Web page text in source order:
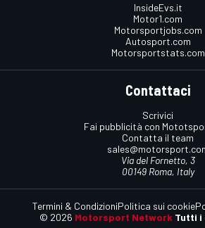
InsideEvs.it
Motor1.com
Motorsportjobs.com
Autosport.com
Motorsportstats.com
Contattaci
Scrivici
Fai pubblicità con
Contatta il team
Via del Fornetto, 3
00149 Roma, Italy
© 2026 Motorsport Network Tutti
Termini & CondizioniPolitica sui cookie